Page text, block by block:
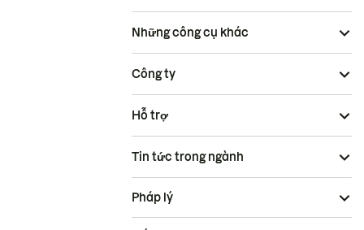
Những công cụ khác
Công ty
Hỗ trợ
Tin tức trong ngành
Pháp lý